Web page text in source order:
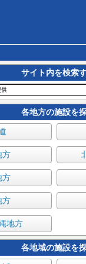
サイト内を検索
各地方の施設を
方
方
方
地方
各地域の施設を